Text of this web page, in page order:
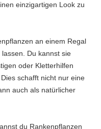
einzigartigen Look zu
an einem Regal
Du kannst sie
oder Kletterhilfen
schafft nicht nur eine
auch als natürlicher
du Rankenpflanzen